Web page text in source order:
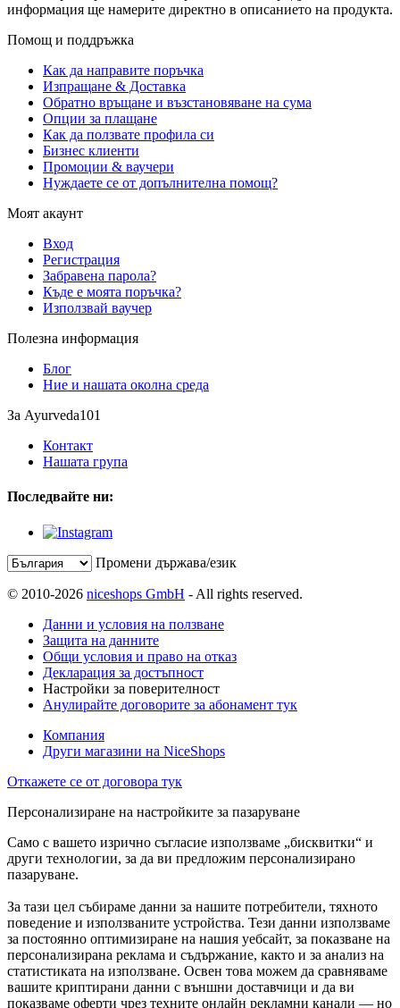
информация ще намерите директно в описанието на продукта.
Помощ и поддръжка
Как да направите поръчка
Изпращане & Доставка
Обратно връщане и възстановяване на сума
Опции за плащане
Как да ползвате профила си
Бизнес клиенти
Промоции & ваучери
Нуждаете се от допълнителна помощ?
Моят акаунт
Вход
Регистрация
Забравена парола?
Къде е моята поръчка?
Използвай ваучер
Полезна информация
Блог
Ние и нашата околна среда
За Ayurveda101
Контакт
Нашата група
Последвайте ни:
Промени държава/език
© 2010-2026 niceshops GmbH - All rights reserved.
Данни и условия на ползване
Защита на данните
Общи условия и право на отказ
Декларация за достъпност
Настройки за поверителност
Анулирайте договорите за абонамент тук
Компания
Други магазини на NiceShops
Откажете се от договора тук
Персонализиране на настройките за пазаруване
Само с вашето изрично съгласие използваме „бисквитки“ и
други технологии, за да ви предложим персонализирано
пазаруване.
За тази цел събираме данни за нашите потребители, тяхното
поведение и използваните устройства. Тези данни използваме
за постоянно оптимизиране на нашия уебсайт, за показване на
персонализирана реклама и съдържание, както и за анализ на
статистиката на използване. Освен това можем да сравняваме
вашите криптирани данни с външни доставчици и да ви
показваме оферти чрез техните онлайн рекламни канали — но